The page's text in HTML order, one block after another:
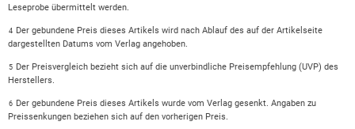
Leseprobe übermittelt werden.
4 Der gebundene Preis dieses Artikels wird nach Ablauf des auf der Artikelseite
dargestellten Datums vom Verlag angehoben.
5 Der Preisvergleich bezieht sich auf die unverbindliche Preisempfehlung (UVP) des
Herstellers.
6 Der gebundene Preis dieses Artikels wurde vom Verlag gesenkt. Angaben zu
Preissenkungen beziehen sich auf den vorherigen Preis.